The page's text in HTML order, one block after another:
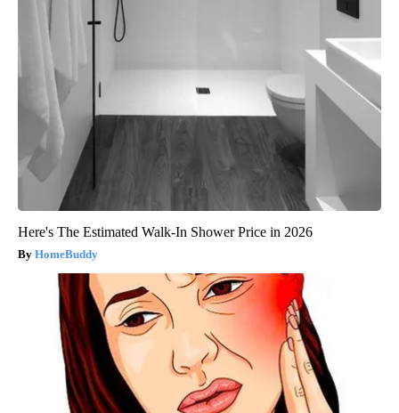
Here's The Estimated Walk-In Shower Price in 2026
HomeBuddy